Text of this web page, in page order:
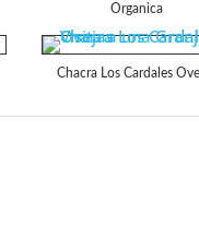
Organica
Chacra Los Cardales